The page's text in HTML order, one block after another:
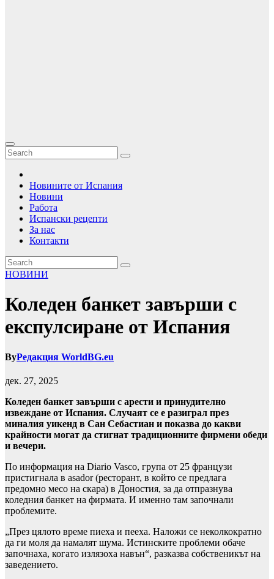
Новините от Испания
Новини
Работа
Испански рецепти
За нас
Контакти
НОВИНИ
Коледен банкет завърши с
експулсиране от Испания
ByРедакция WorldBG.eu
дек. 27, 2025
Коледен банкет завърши с арести и принудително
извеждане от Испания. Случаят се е разиграл през
миналия уикенд в Сан Себастиан и показва до какви
крайности могат да стигнат традиционните фирмени обеди
и вечери.
По информация на Diario Vasco, група от 25 французи
пристигнала в asador (ресторант, в който се предлага
предомно месо на скара) в Доностия, за да отпразнува
коледния банкет на фирмата. И именно там започнали
проблемите.
„През цялото време пиеха и пееха. Наложи се неколкократно
да ги моля да намалят шума. Истинските проблеми обаче
започнаха, когато излязоха навън“, разказва собственикът на
заведението.